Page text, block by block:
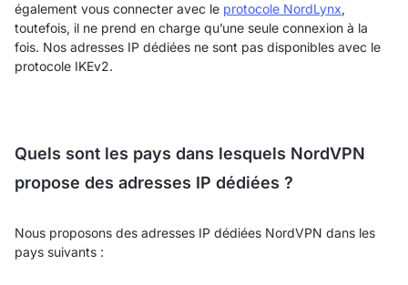
également vous connecter avec le protocole NordLynx,
toutefois, il ne prend en charge qu’une seule connexion à la
fois. Nos adresses IP dédiées ne sont pas disponibles avec le
protocole IKEv2.
Quels sont les pays dans lesquels NordVPN
propose des adresses IP dédiées ?
Nous proposons des adresses IP dédiées NordVPN dans les
pays suivants :